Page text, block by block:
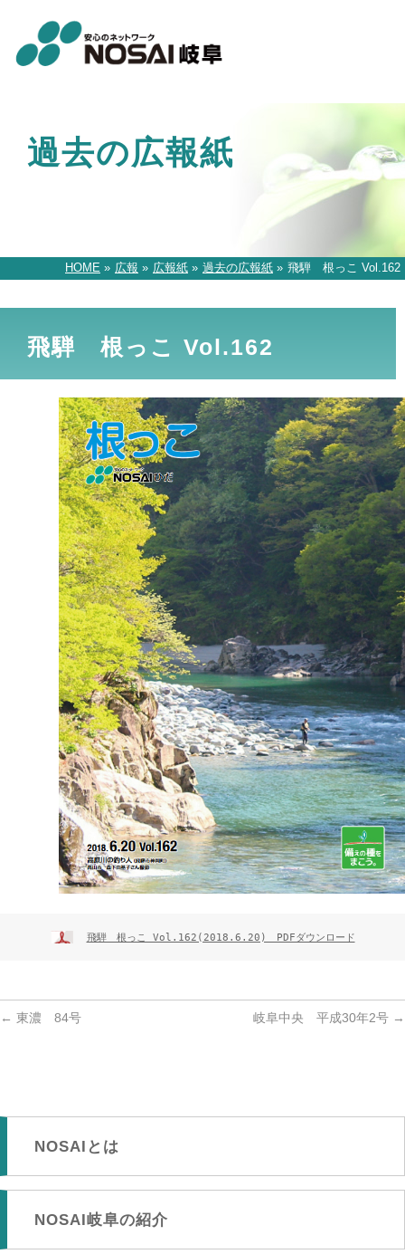
過去の広報紙
HOME » 広報 » 広報紙 » 過去の広報紙 » 飛騨 根っこ Vol.162
飛騨 根っこ Vol.162
飛騨　根っこ Vol.162(2018.6.20)　PDFダウンロード
← 東濃 84号 岐阜中央 平成30年2号 →
NOSAIとは
NOSAI岐阜の紹介